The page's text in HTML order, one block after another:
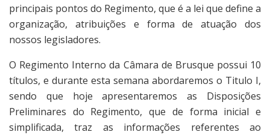
principais pontos do Regimento, que é a lei que define a
organização, atribuições e forma de atuação dos
nossos legisladores.
O Regimento Interno da Câmara de Brusque possui 10
títulos, e durante esta semana abordaremos o Titulo I,
sendo que hoje apresentaremos as Disposições
Preliminares do Regimento, que de forma inicial e
simplificada, traz as informações referentes ao